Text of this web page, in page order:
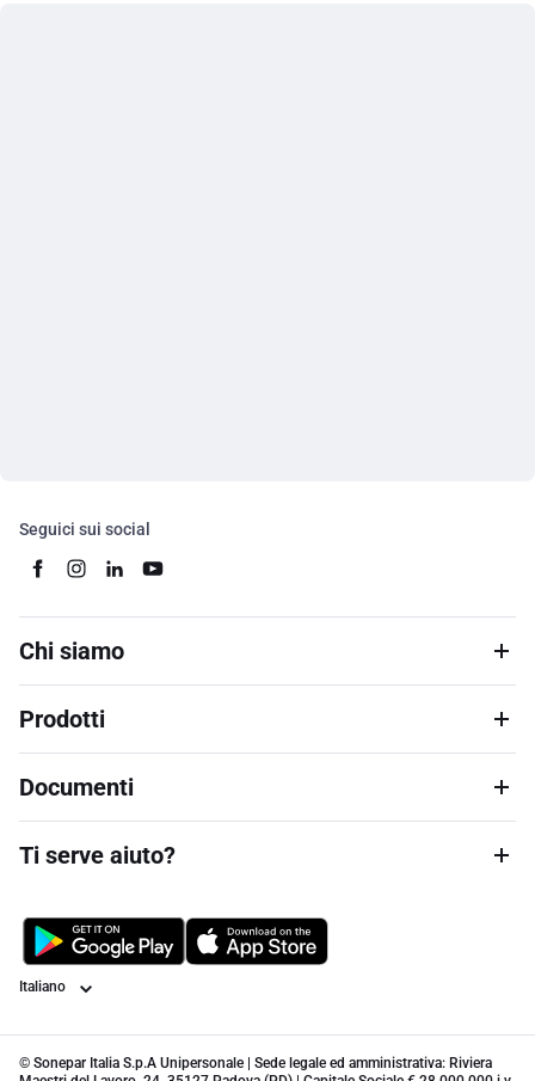
Seguici sui social
Chi siamo
Prodotti
Documenti
Ti serve aiuto?
Lingua
© Sonepar Italia S.p.A Unipersonale | Sede legale ed amministrativa: Riviera